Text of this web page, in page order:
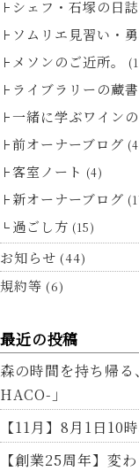
シェフ・石塚の日誌
ソムリエ見習い・
メソンのご近所。
ライブラリーの蔵
一緒に学ぶワイン
前オーナーブログ
客室ノート (4)
新オーナーブログ
過ごし方 (15)
お知らせ (44)
規約等 (6)
最近の投稿
森の時間を持ち帰
HACO-」
【11月】8月1日10
【創業25周年】変